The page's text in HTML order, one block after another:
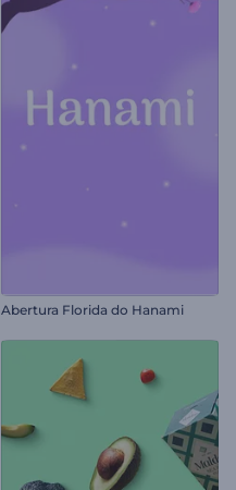
Abertura Florida do Hanami